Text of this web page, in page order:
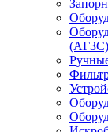
(АГЗС)